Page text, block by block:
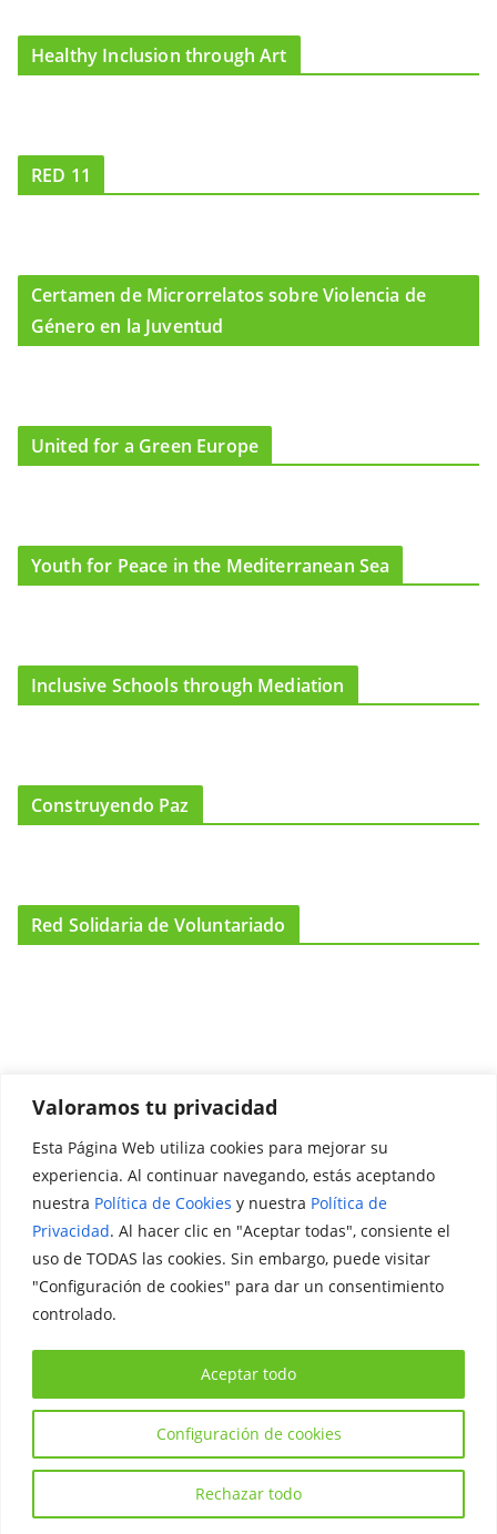
Valoramos tu privacidad
Esta Página Web utiliza cookies para mejorar su
experiencia. Al continuar navegando, estás aceptando
nuestra Política de Cookies y nuestra Política de
Privacidad. Al hacer clic en "Aceptar todas", consiente el
uso de TODAS las cookies. Sin embargo, puede visitar
"Configuración de cookies" para dar un consentimiento
controlado.
Configuración de cookies
Rechazar todo
Aceptar todo
Healthy Inclusion through Art
RED 11
Certamen de Microrrelatos sobre Violencia de
Género en la Juventud
United for a Green Europe
Youth for Peace in the Mediterranean Sea
Inclusive Schools through Mediation
Construyendo Paz
Red Solidaria de Voluntariado
Promociónate
Legal
Aviso Legal
Política de Privacidad
Política de Cookies
Copyright © 2026Iniciativa Internacional Joven
derechos reservados.
por ThemeGrill. Funciona con